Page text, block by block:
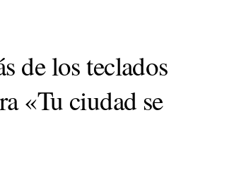
de los teclados
«Tu ciudad se